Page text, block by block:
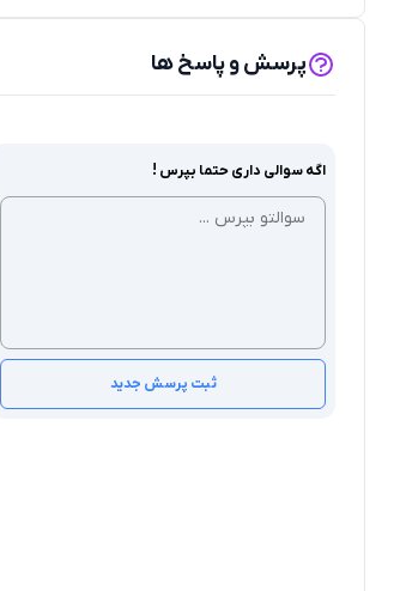
پرسش و پاسخ ها
اگه سوالی داری حتما بپرس !
ثبت پرسش جدید